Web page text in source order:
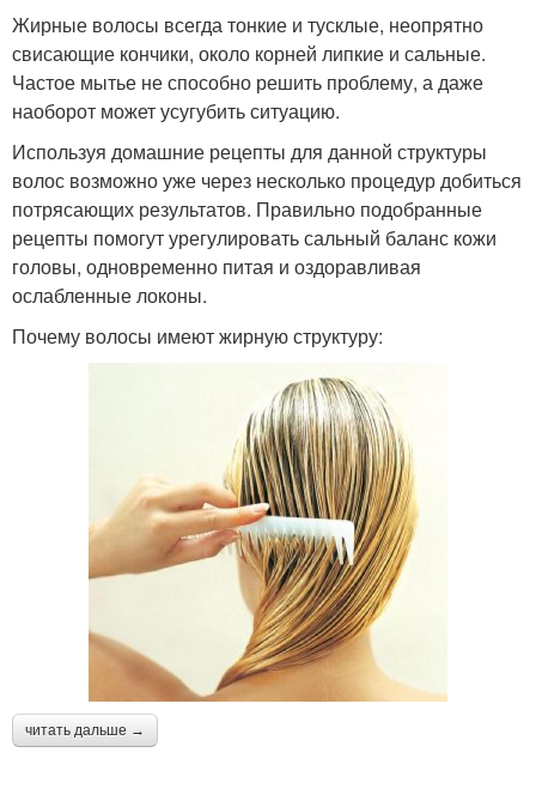
Жирные волосы всегда тонкие и тусклые, неопрятно
свисающие кончики, около корней липкие и сальные.
Частое мытье не способно решить проблему, а даже
наоборот может усугубить ситуацию.
Используя домашние рецепты для данной структуры
волос возможно уже через несколько процедур добиться
потрясающих результатов. Правильно подобранные
рецепты помогут урегулировать сальный баланс кожи
головы, одновременно питая и оздоравливая
ослабленные локоны.
Почему волосы имеют жирную структуру:
читать дальше →